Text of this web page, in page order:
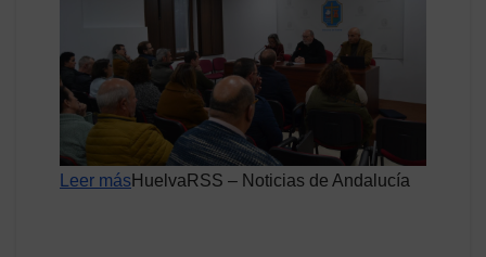
Leer másHuelvaRSS – Noticias de Andalucía